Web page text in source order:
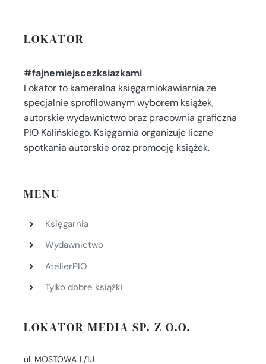
LOKATOR
#fajnemiejscezksiazkami
Lokator to kameralna księgarniokawiarnia ze
specjalnie sprofilowanym wyborem książek,
autorskie wydawnictwo oraz pracownia graficzna
PIO Kalińskiego. Księgarnia organizuje liczne
spotkania autorskie oraz promocję książek.
MENU
Księgarnia
Wydawnictwo
AtelierPIO
Tylko dobre książki
LOKATOR MEDIA SP. Z O.O.
ul. MOSTOWA 1 /1U